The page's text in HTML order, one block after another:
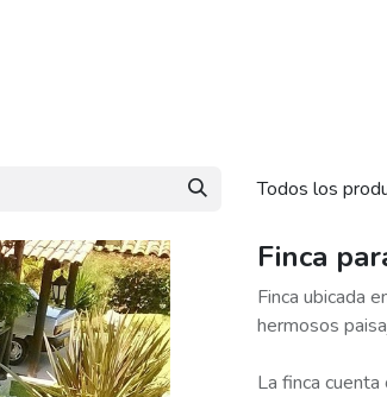
Todos los
Finca
Finca ubicada
hermosos
La finca